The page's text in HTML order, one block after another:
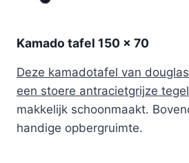
Kamado tafel 150 x 70
Deze kamadotafel van
een stoere antracietgrijze
makkelijk schoonmaakt.
handige opbergruimte.